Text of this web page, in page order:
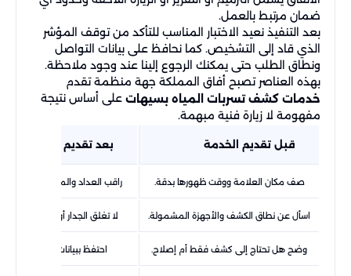
ضمان مرتبط بالعمل.
بعد التنفيذ نعيد الاختبار المناسب للتأكد من توقف المؤشر
الذي قاد إلى التشخيص. كما نحافظ على بيانات التواصل
ونطاق الطلب حتى يمكنك الرجوع إلينا عند وجود ملاحظة.
بهذه العناصر تصبح أفاق المملكة جهة منظمة تقدم
خدمات كشف تسربات المياه بسيهات على أساس نتيجة
مفهومة لا زيارة فنية مبهمة.
قبل تقديم الخدمة بعد تقديم الخدمة
صف مكان العلامة ووقت ظهورها بدقة. راقب العداد والمنطقة وفق
اسأل عن نطاق الكشف والأجهزة المشمولة. لا تغلق الجدار أو تعيد الدهان
وضح هل تحتاج إلى كشف فقط أم إصلاح. احتفظ ببيانات الجزء الذي تم